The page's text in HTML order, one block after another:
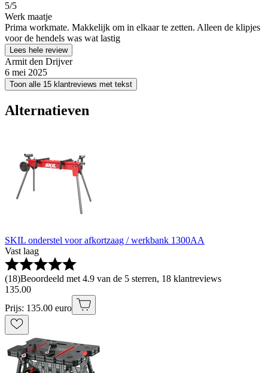
5/5
Werk maatje
Prima workmate. Makkelijk om in elkaar te zetten. Alleen de klipjes
voor de hendels was wat lastig
Lees hele review
Armit den Drijver
6 mei 2025
Toon alle 15 klantreviews met tekst
Alternatieven
SKIL onderstel voor afkortzaag / werkbank 1300AA
Vast laag
(18)Beoordeeld met 4.9 van de 5 sterren, 18 klantreviews
135.00
Prijs: 135.00 euro